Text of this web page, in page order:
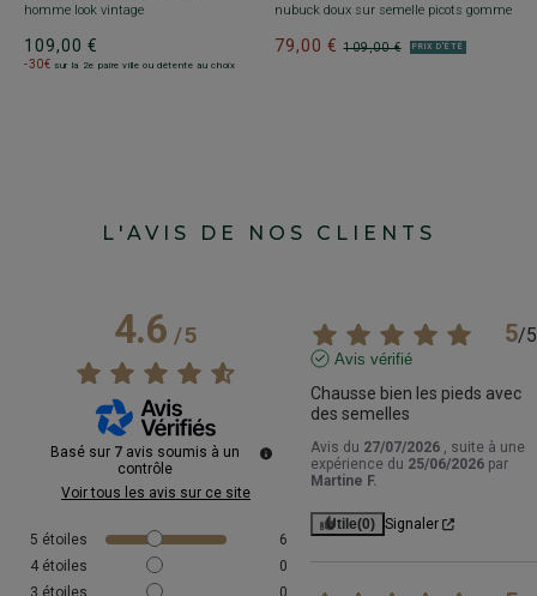
homme look vintage
109,00 €
-30€ sur la 2e paire ville ou détente au choix
nubuck doux sur semelle picots gomme
109,00 €
79,00 € PRIX D'ÉTÉ
L'AVIS DE NOS CLIENTS
4.6/5
Basé sur 7 avis soumis à un
contrôle
Voir tous les avis sur ce site
5 étoiles
6
4 étoiles
0
5/5
Avis vérifié
Chausse bien les pieds avec
des semelles
Avis du 27/07/2026 , suite à une
expérience du 25/06/2026 par
Martine F.
Utile(0) Signaler